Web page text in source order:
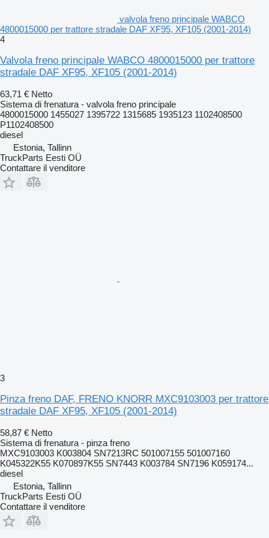
valvola freno principale WABCO
4800015000 per trattore stradale DAF XF95, XF105 (2001-2014)
4
Valvola freno principale WABCO 4800015000 per trattore
stradale DAF XF95, XF105 (2001-2014)
63,71 € Netto
Sistema di frenatura - valvola freno principale
4800015000 1455027 1395722 1315685 1935123 1102408500
P1102408500
diesel
Estonia, Tallinn
TruckParts Eesti OÜ
Contattare il venditore
3
Pinza freno DAF, FRENO KNORR MXC9103003 per trattore
stradale DAF XF95, XF105 (2001-2014)
58,87 € Netto
Sistema di frenatura - pinza freno
MXC9103003 K003804 SN7213RC 501007155 501007160
K045322K55 K070897K55 SN7443 K003784 SN7196 K059174...
diesel
Estonia, Tallinn
TruckParts Eesti OÜ
Contattare il venditore